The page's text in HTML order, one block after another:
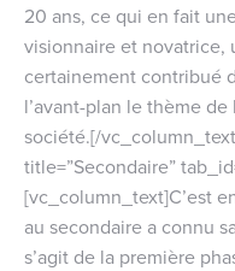
20 ans, ce qui en fait
visionnaire et novatrice,
certainement contribué
l’avant-plan le thème
société.[/
title=”Secondaire”
[vc_column_text]C’est
au secondaire a connu
s’agit de la première